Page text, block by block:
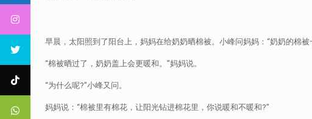
早晨，太阳照到了阳台上，妈妈在给奶奶晒棉被。小峰问妈妈：“奶奶的棉
“棉被晒过了，奶奶盖上会更暖和。”妈妈说。
“为什么呢?”小峰又问。
妈妈说：“棉被里有棉花，让阳光钻进棉花里，你说暖和不暖和?”